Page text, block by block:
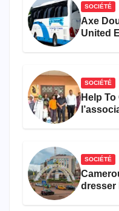
SOCIÉTÉ
Axe
United
SOCIÉTÉ
Help
SOCIÉTÉ
dresser